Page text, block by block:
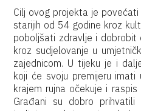
Cilj ovog projekta je
starijih od 54 godine kroz
poboljšati zdravlje i
kroz sudjelovanje u
zajednicom. U tijeku je i
koji će svoju premijeru
krajem rujna očekuje i
Građani su dobro